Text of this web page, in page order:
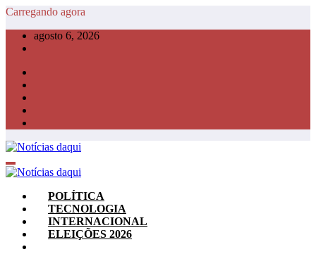
Pular
conteúdo
Carregando agora
agosto 6, 2026
POLÍTICA
TECNOLOGIA
INTERNACIONAL
ELEIÇÕES 2026